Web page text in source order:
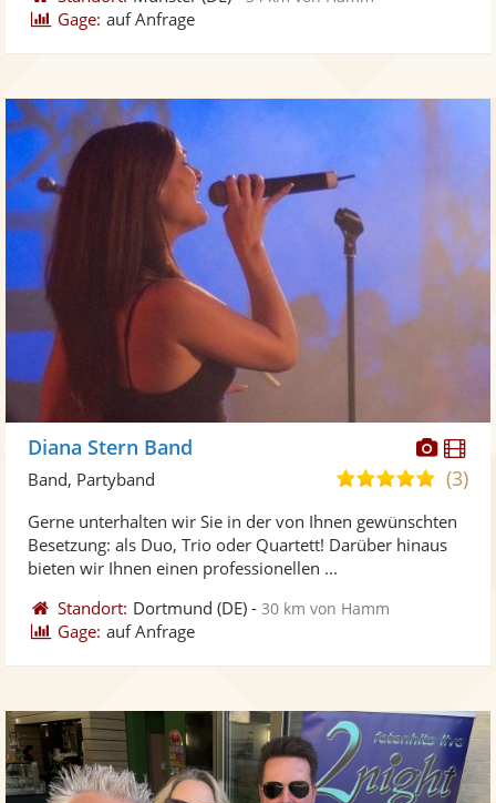
Gage: auf Anfrage
Fotos
Diana Stern Band
5,0
5
(3)
Band, Partyband
Gerne unterhalten wir Sie in der von Ihnen gewünschten
Besetzung: als Duo, Trio oder Quartett! Darüber hinaus
bieten wir Ihnen einen professionellen ...
Standort: Dortmund (DE) -30 km von Hamm
Gage: auf Anfrage